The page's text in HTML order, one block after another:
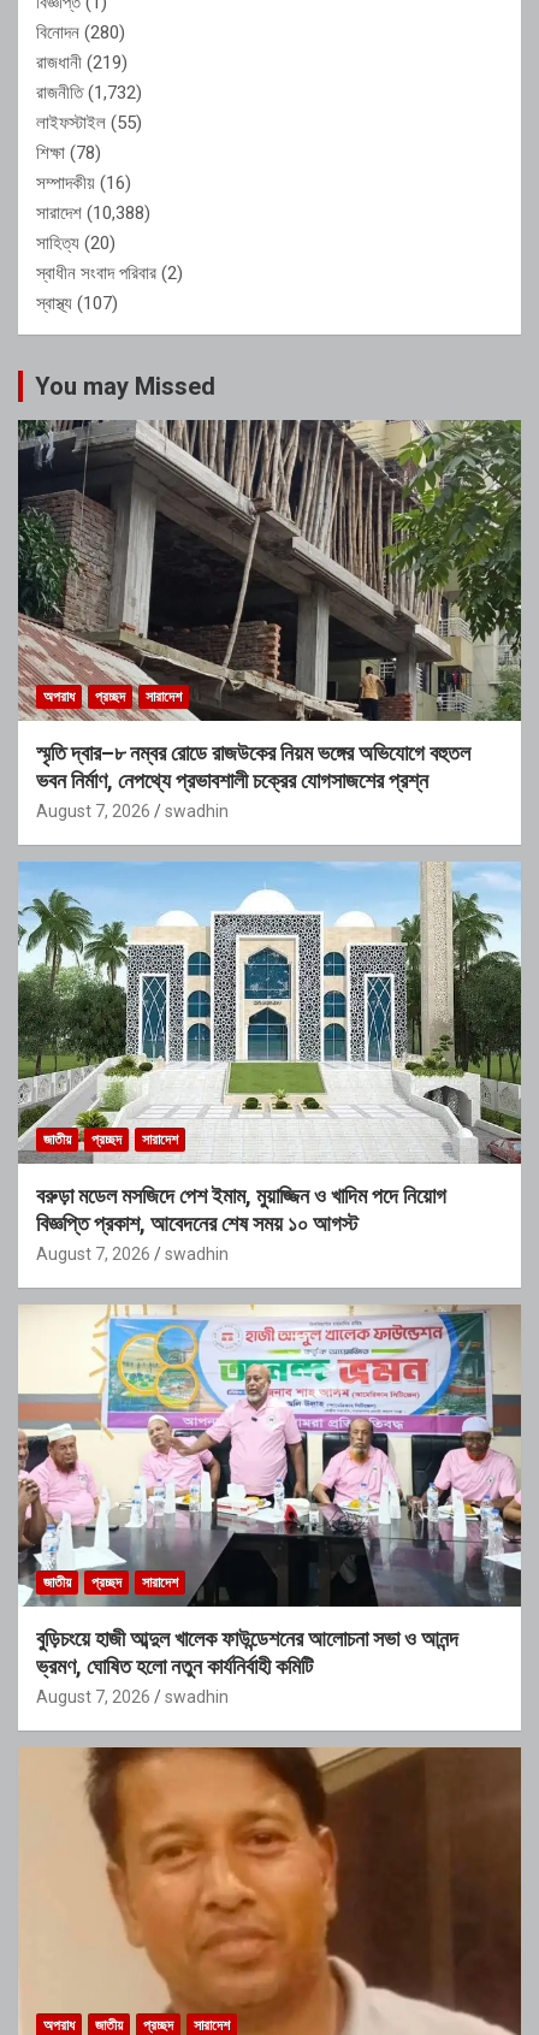
বিনোদন (280)
রাজধানী (219)
রাজনীতি(1,732)
লাইফস্টাইল (55)
শিক্ষা (78)
সম্পাদকীয় (16)
সারাদেশ (10,388)
সাহিত্য (20)
স্বাধীন সংবাদ পরিবার (2)
স্বাস্থ্য (107)
You may Missed
অপরাধ প্রচ্ছদ সারাদেশ
স্মৃতি দ্বার–৮ নম্বর রোডে রাজউকের নিয়ম ভঙ্গের অভিযোগে বহুতল
ভবন নির্মাণ, নেপথ্যে প্রভাবশালী চক্রের যোগসাজশের প্রশ্ন
August 7, 2026 swadhin
জাতীয় প্রচ্ছদ সারাদেশ
বরুড়া মডেল মসজিদে পেশ ইমাম, মুয়াজ্জিন ও খাদিম পদে নিয়োগ
বিজ্ঞপ্তি প্রকাশ, আবেদনের শেষ সময় ১০ আগস্ট
August 7, 2026 swadhin
জাতীয় প্রচ্ছদ সারাদেশ
বুড়িচংয়ে হাজী আব্দুল খালেক ফাউন্ডেশনের আলোচনা সভা ও আনন্দ
ভ্রমণ, ঘোষিত হলো নতুন কার্যনির্বাহী কমিটি
August 7, 2026 swadhin
অপরাধ জাতীয় প্রচ্ছদ সারাদেশ